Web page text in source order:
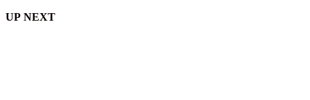
UP NEXT